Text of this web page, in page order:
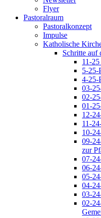
Flyer
Pastoralraum
Pastoralkonzept
Impulse
Katholische
Schritte auf
11-
5-25-
4-25-
03-
02-
01-
12-
11-
10-
09-
zur
07-
06-
05-
04-
03-
02-